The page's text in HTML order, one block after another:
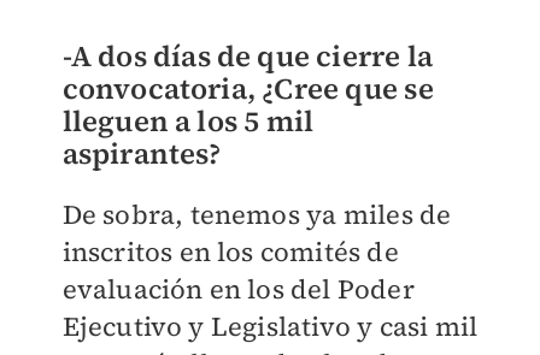
-A dos días de que cierre la
convocatoria, ¿Cree que se
lleguen a los 5 mil
aspirantes?
De sobra, tenemos ya miles de
inscritos en los comités de
evaluación en los del Poder
Ejecutivo y Legislativo y casi mil